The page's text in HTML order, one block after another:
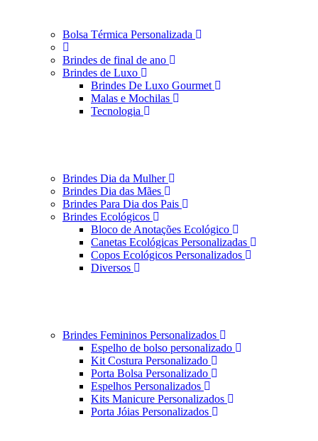
Bolsa Térmica Personalizada
Brindes de final de ano
Brindes de Luxo
Brindes De Luxo Gourmet
Malas e Mochilas
Tecnologia
Brindes Dia da Mulher
Brindes Dia das Mães
Brindes Para Dia dos Pais
Brindes Ecológicos
Bloco de Anotações Ecológico
Canetas Ecológicas Personalizadas
Copos Ecológicos Personalizados
Diversos
Brindes Femininos Personalizados
Espelho de bolso personalizado
Kit Costura Personalizado
Porta Bolsa Personalizado
Espelhos Personalizados
Kits Manicure Personalizados
Porta Jóias Personalizados